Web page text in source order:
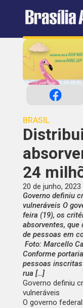
BRASIL
24
20 de junho, 2023
Governo definiu
vulneráveis O
feira (19), os
absorventes, que
de pessoas em
Foto: Marcello
Conforme
pessoas
rua […]
Governo definiu
vulneráveis
O governo